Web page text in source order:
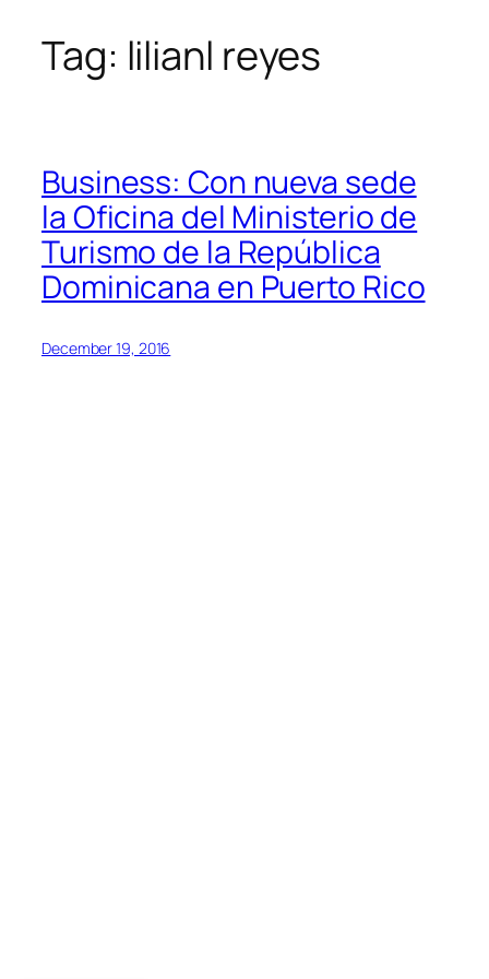
SkipTag: lilianl reyes
Business: Con nueva sede
la Oficina del Ministerio de
Turismo de la República
Dominicana en Puerto Rico
December 19, 2016